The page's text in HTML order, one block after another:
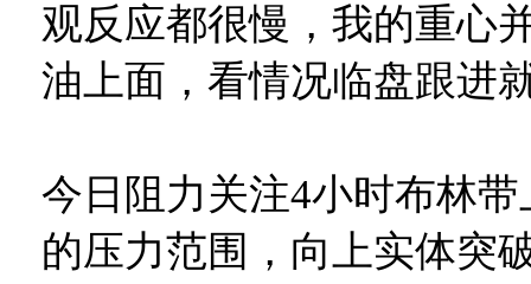
观反应都很慢，我的重心
油上面，看情况临盘跟进
今日阻力关注4小时布林带
的压力范围，向上实体突